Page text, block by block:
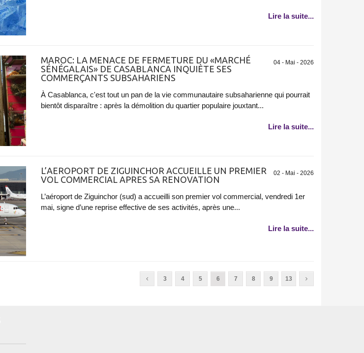
Lire la suite...
04 - Mai - 2026
MAROC: LA MENACE DE FERMETURE DU «MARCHÉ
SÉNÉGALAIS» DE CASABLANCA INQUIÈTE SES
COMMERÇANTS SUBSAHARIENS
À Casablanca, c'est tout un pan de la vie communautaire subsaharienne qui pourrait
bientôt disparaître : après la démolition du quartier populaire jouxtant...
Lire la suite...
02 - Mai - 2026
L’AEROPORT DE ZIGUINCHOR ACCUEILLE UN PREMIER
VOL COMMERCIAL APRES SA RENOVATION
L’aéroport de Ziguinchor (sud) a accueilli son premier vol commercial, vendredi 1er
mai, signe d’une reprise effective de ses activités, après une...
Lire la suite...
3 4 5 6 7 8 9 13